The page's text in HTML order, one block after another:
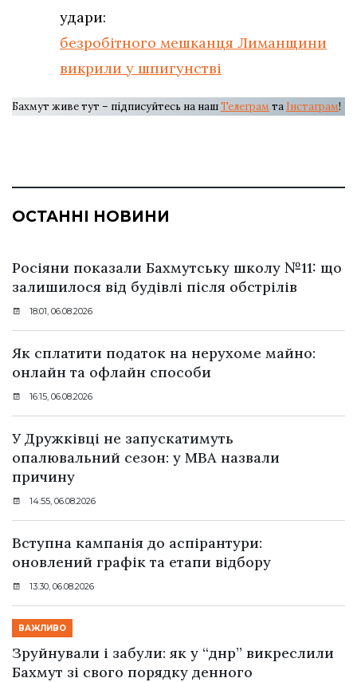
удари:
безробітного мешканця Лиманщини
викрили у шпигунстві
Бахмут живе тут – підписуйтесь на нашТелеграм та Інстаграм!
ОСТАННІ НОВИНИ
Росіяни показали Бахмутську школу №11: що
залишилося від будівлі після обстрілів
18:01, 06.08.2026
Як сплатити податок на нерухоме майно:
онлайн та офлайн способи
16:15, 06.08.2026
У Дружківці не запускатимуть
опалювальний сезон: у МВА назвали
причину
14:55, 06.08.2026
Вступна кампанія до аспірантури:
оновлений графік та етапи відбору
13:30, 06.08.2026
ВАЖЛИВО
Зруйнували і забули: як у “днр” викреслили
Бахмут зі свого порядку денного